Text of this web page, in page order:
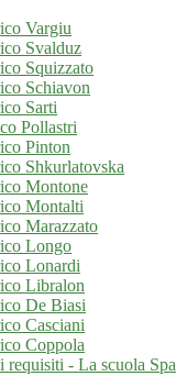
Vargiu
Svalduz
Squizzato
Schiavon
Sarti
Pollastri
Pinton
Shkurlatovska
Montone
Montalti
Marazzato
Longo
Lonardi
Libralon
De Biasi
Casciani
Coppola
- La scuola Spa